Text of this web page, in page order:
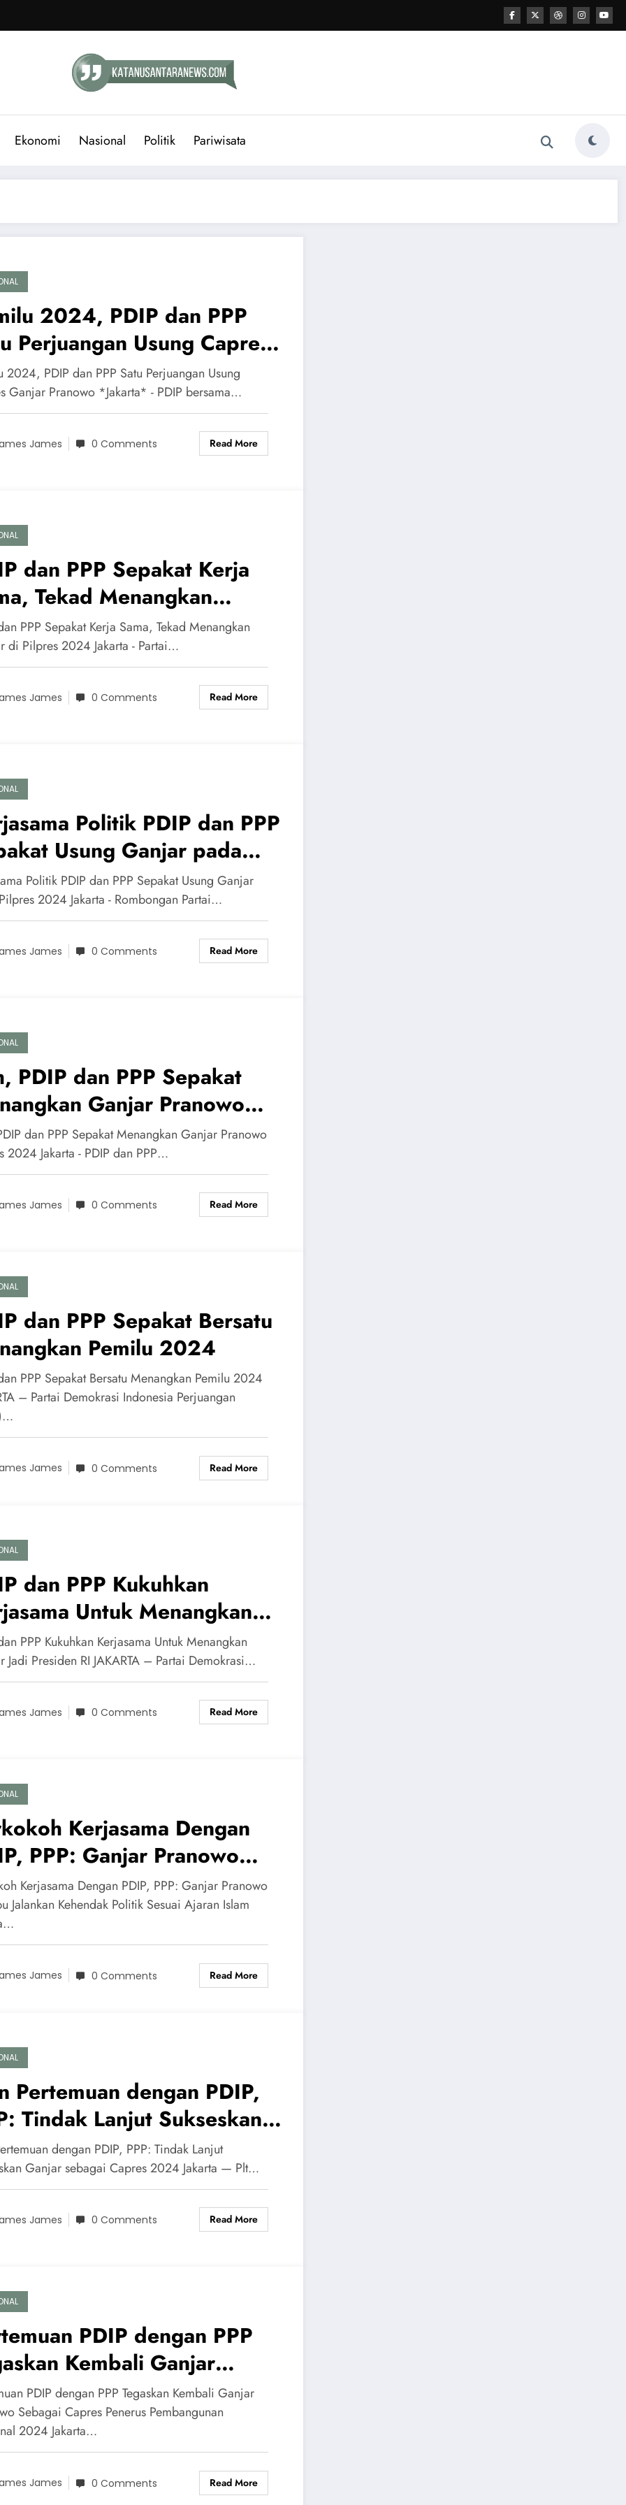
Ekonomi Nasional Politik Pariwisata
2024, PDIP dan PPP
Perjuangan Usung Capres
Pranowo
2024, PDIP dan PPP Satu Perjuangan Usung
Ganjar Pranowo *Jakarta* - PDIP bersama…
James 0 Comments Read More
dan PPP Sepakat Kerja
Tekad Menangkan
di Pilpres 2024
PPP Sepakat Kerja Sama, Tekad Menangkan
di Pilpres 2024 Jakarta - Partai…
James 0 Comments Read More
Politik PDIP dan PPP
Usung Ganjar pada
2024
Politik PDIP dan PPP Sepakat Usung Ganjar
2024 Jakarta - Rombongan Partai…
James 0 Comments Read More
PDIP dan PPP Sepakat
Ganjar Pranowo
2024
dan PPP Sepakat Menangkan Ganjar Pranowo
2024 Jakarta - PDIP dan PPP…
James 0 Comments Read More
dan PPP Sepakat Bersatu
Pemilu 2024
PPP Sepakat Bersatu Menangkan Pemilu 2024
– Partai Demokrasi Indonesia Perjuangan
James 0 Comments Read More
dan PPP Kukuhkan
Untuk Menangkan
Jadi Presiden RI
PPP Kukuhkan Kerjasama Untuk Menangkan
Jadi Presiden RI JAKARTA – Partai Demokrasi…
James 0 Comments Read More
Kerjasama Dengan
PPP: Ganjar Pranowo
Jalankan Kehendak
Sesuai Ajaran Islam
Kerjasama Dengan PDIP, PPP: Ganjar Pranowo
Jalankan Kehendak Politik Sesuai Ajaran Islam
James 0 Comments Read More
Pertemuan dengan PDIP,
Tindak Lanjut Sukseskan
sebagai Capres 2024
dengan PDIP, PPP: Tindak Lanjut
Ganjar sebagai Capres 2024 Jakarta — Plt…
James 0 Comments Read More
PDIP dengan PPP
Kembali Ganjar
Sebagai Capres
Pembangunan Nasional
PDIP dengan PPP Tegaskan Kembali Ganjar
Sebagai Capres Penerus Pembangunan
2024 Jakarta…
James 0 Comments Read More